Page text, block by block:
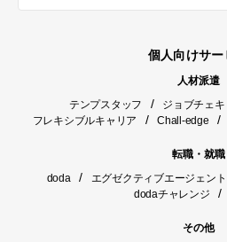
個人向けサー
人材派遣
テンプスタッフ
/ ジョブチェキ
フレキシブルキャリア / Chall-edge /
転職・就職
doda
/ エグゼクティブエージェント
dodaチャレンジ /
その他